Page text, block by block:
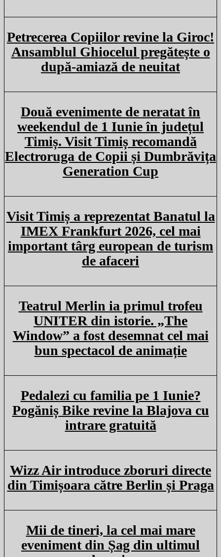
Petrecerea Copiilor revine la Giroc!
Ansamblul Ghiocelul pregătește o
după-amiază de neuitat
Două evenimente de neratat în
weekendul de 1 Iunie în județul
Timiș. Visit Timiș recomandă
Electroruga de Copii și Dumbrăvița
Generation Cup
Visit Timiș a reprezentat Banatul la
IMEX Frankfurt 2026, cel mai
important târg european de turism
de afaceri
Teatrul Merlin ia primul trofeu
UNITER din istorie. „The
Window” a fost desemnat cel mai
bun spectacol de animație
Pedalezi cu familia pe 1 Iunie?
Pogăniș Bike revine la Blajova cu
intrare gratuită
Wizz Air introduce zboruri directe
din Timișoara către Berlin și Praga
Mii de tineri, la cel mai mare
eveniment din Șag din ultimul